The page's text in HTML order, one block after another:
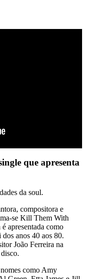
que apresenta
da soul.
compositora e
se Kill Them With
apresentada como
anos 40 aos 80.
João Ferreira na
como Amy